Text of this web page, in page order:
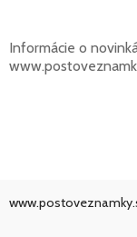
Informácie o